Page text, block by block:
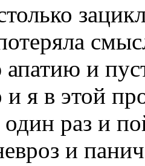
и
и я в этой
один раз и
и